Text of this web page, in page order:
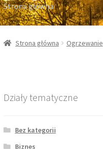
Strona główna
Strona główna
Strona główna Ogrzewanie
Działy tematyczne
Bez kategorii
Biznes